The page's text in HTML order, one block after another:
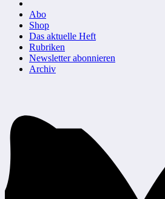
Abo
Shop
Das aktuelle Heft
Rubriken
Newsletter abonnieren
Archiv